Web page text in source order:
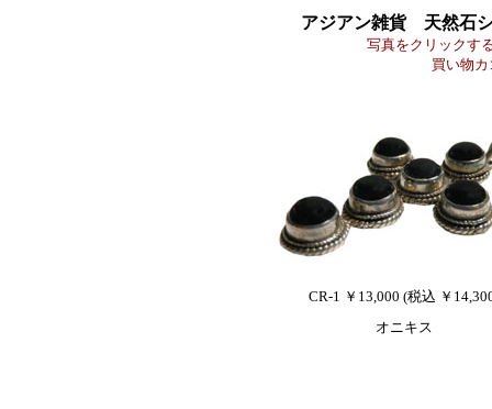
アジアン雑貨 天然石
写真をクリックす
買い物
CR-1 ￥13,000 (税込 ￥
オニキス